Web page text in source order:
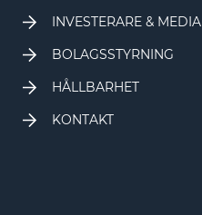
INVESTERARE & MEDIA
BOLAGSSTYRNING
HÅLLBARHET
KONTAKT